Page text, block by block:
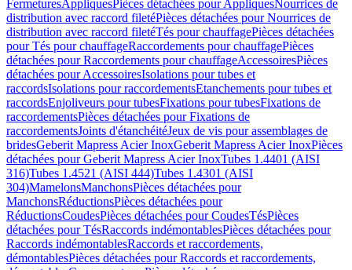
FermeturesAppliquesPièces détachées pour AppliquesNourrices de
distribution avec raccord filetéPièces détachées pour Nourrices de
distribution avec raccord filetéTés pour chauffagePièces détachées
pour Tés pour chauffageRaccordements pour chauffagePièces
détachées pour Raccordements pour chauffageAccessoiresPièces
détachées pour AccessoiresIsolations pour tubes et
raccordsIsolations pour raccordementsEtanchements pour tubes et
raccordsEnjoliveurs pour tubesFixations pour tubesFixations de
raccordementsPièces détachées pour Fixations de
raccordementsJoints d'étanchéitéJeux de vis pour assemblages de
bridesGeberit Mapress Acier InoxGeberit Mapress Acier InoxPièces
détachées pour Geberit Mapress Acier InoxTubes 1.4401 (AISI
316)Tubes 1.4521 (AISI 444)Tubes 1.4301 (AISI
304)MamelonsManchonsPièces détachées pour
ManchonsRéductionsPièces détachées pour
RéductionsCoudesPièces détachées pour CoudesTésPièces
détachées pour TésRaccords indémontablesPièces détachées pour
Raccords indémontablesRaccords et raccordements,
démontablesPièces détachées pour Raccords et raccordements,